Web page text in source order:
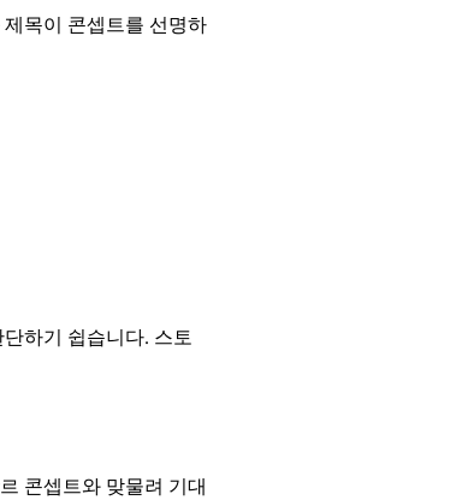
목이 콘셉트를 선명하
하기 쉽습니다. 스토
콘셉트와 맞물려 기대